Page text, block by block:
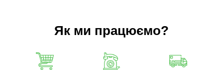
Як ми працюємо?